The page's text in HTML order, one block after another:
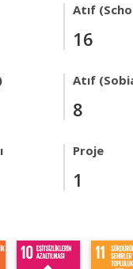
Atıf
16
Atıf
8
Proje
1